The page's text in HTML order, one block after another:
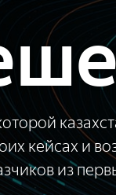
кейсах и
из